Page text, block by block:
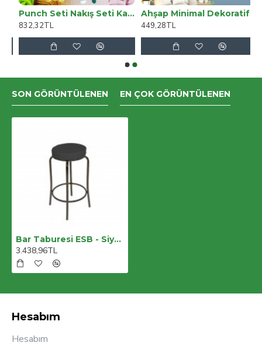
Punch Seti Nakış Seti Kasnaklı Kendin Yap Seti Seri 79
832,32TL
Ahşap Minimal Dekoratif Duvar Saati - 33x33 Cm İndigo
449,28TL
SON GÖRÜNTÜLENEN EN ÇOK GÖRÜNTÜLENEN
Bar Taburesi ESB - Siyah
3.438,96TL
Hesabım
Hesabım